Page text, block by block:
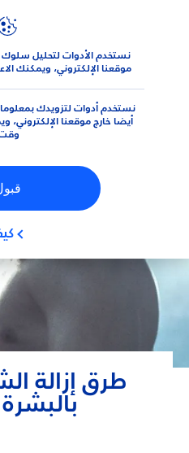
نستخدم الأدوات لتحليل
موقعنا الإلكتروني، ويمكنك
نستخدم أدوات لتزويدك
أيضا خارج موقعنا
نصائح نيڤيا للرجال كيف
طرق إزالة